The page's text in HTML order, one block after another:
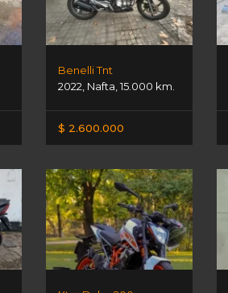
Benelli Tnt
2022 Nafta ,15.000 km.
$ 2.600.000